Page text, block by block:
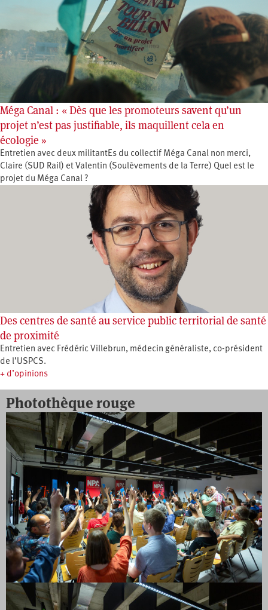
Méga Canal : « Dès que les promoteurs savent qu’un
projet n’est pas justifiable, ils maquillent cela en
écologie »
Entretien avec deux militantEs du collectif Méga Canal non merci,
Claire (SUD Rail) et Valentin (Soulèvements de la Terre) Quel est le
projet du Méga Canal ?
Des centres de santé au service public territorial de santé
de proximité
Entretien avec Frédéric Villebrun, médecin généraliste, co-président
de l’USPCS.
+ d’opinions
Photothèque rouge